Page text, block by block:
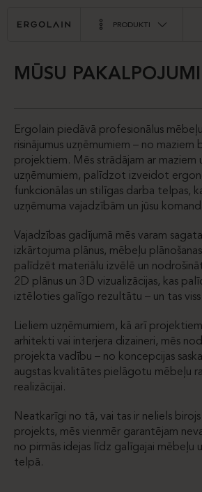
PRODUKTI
MŪSU PAKALPOJUMI
Ergolain piedāvā profesionālus
risinājumus uzņēmumiem – no
projektiem. Mēs strādājam ar maziem
uzņēmumiem, palīdzot izveidot
funkcionālas un stilīgas darba telpas,
uzņēmuma vajadzībām un jūsu
Vajadzības gadījumā mēs varam
izkārtojuma plānus, mēbeļu plānošanas
palīdzēt materiālu izvēlē un
2D plānus un 3D vizualizācijas, kas
iztēloties galīgo rezultātu – un tas
Lieliem uzņēmumiem, kā arī
arhitekti vai interjera dizaineri, mēs
projekta vadību – no koncepcijas
augstas kvalitātes pielāgotu mēbeļu
realizācijai.
Neatkarīgi no tā, vai tas ir neliels
projekts, mēs vienmēr garantējam
no pirmās idejas līdz galīgajai mēbeļu
telpā.